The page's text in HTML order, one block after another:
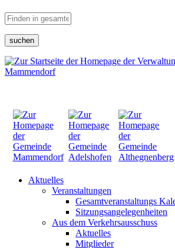
suchen
Aktuelles
Veranstaltungen
Gesamtveranstaltungs
Sitzungsangelegenheiten
Aus dem Verkehrsausschuss
Aktuelles
Mitglieder